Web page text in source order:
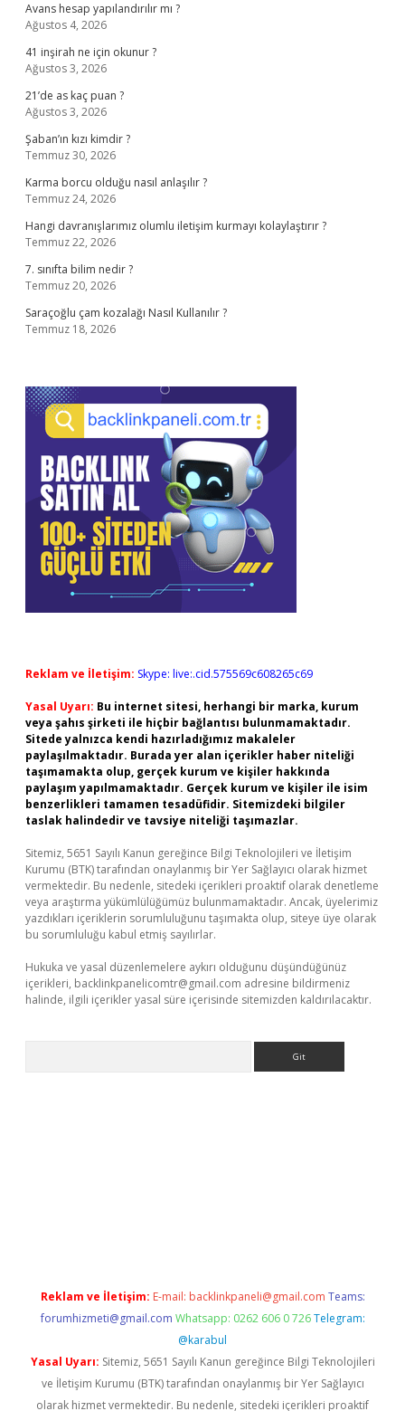
Avans hesap yapılandırılır mı ?
Ağustos 4, 2026
41 inşirah ne için okunur ?
Ağustos 3, 2026
21’de as kaç puan ?
Ağustos 3, 2026
Şaban’ın kızı kimdir ?
Temmuz 30, 2026
Karma borcu olduğu nasıl anlaşılır ?
Temmuz 24, 2026
Hangi davranışlarımız olumlu iletişim kurmayı kolaylaştırır ?
Temmuz 22, 2026
7. sınıfta bilim nedir ?
Temmuz 20, 2026
Saraçoğlu çam kozalağı Nasıl Kullanılır ?
Temmuz 18, 2026
Reklam ve İletişim: Skype: live:.cid.575569c608265c69
Yasal Uyarı: Bu internet sitesi, herhangi bir marka, kurum
veya şahıs şirketi ile hiçbir bağlantısı bulunmamaktadır.
Sitede yalnızca kendi hazırladığımız makaleler
paylaşılmaktadır. Burada yer alan içerikler haber niteliği
taşımamakta olup, gerçek kurum ve kişiler hakkında
paylaşım yapılmamaktadır. Gerçek kurum ve kişiler ile isim
benzerlikleri tamamen tesadüfidir. Sitemizdeki bilgiler
taslak halindedir ve tavsiye niteliği taşımazlar.
Sitemiz, 5651 Sayılı Kanun gereğince Bilgi Teknolojileri ve İletişim
Kurumu (BTK) tarafından onaylanmış bir Yer Sağlayıcı olarak hizmet
vermektedir. Bu nedenle, sitedeki içerikleri proaktif olarak denetleme
veya araştırma yükümlülüğümüz bulunmamaktadır. Ancak, üyelerimiz
yazdıkları içeriklerin sorumluluğunu taşımakta olup, siteye üye olarak
bu sorumluluğu kabul etmiş sayılırlar.
Hukuka ve yasal düzenlemelere aykırı olduğunu düşündüğünüz
içerikleri, backlinkpanelicomtr@gmail.com adresine bildirmeniz
halinde, ilgili içerikler yasal süre içerisinde sitemizden kaldırılacaktır.
Reklam ve İletişim: E-mail: backlinkpaneli@gmail.com Teams:
forumhizmeti@gmail.com Whatsapp: 0262 606 0 726 Telegram:
@karabul
Yasal Uyarı: Sitemiz, 5651 Sayılı Kanun gereğince Bilgi Teknolojileri
ve İletişim Kurumu (BTK) tarafından onaylanmış bir Yer Sağlayıcı
olarak hizmet vermektedir. Bu nedenle, sitedeki içerikleri proaktif